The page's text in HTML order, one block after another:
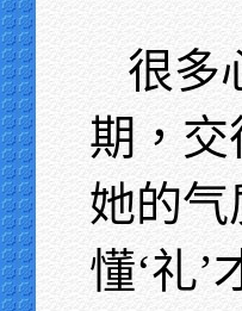
很多
期，
她的
懂‘礼’